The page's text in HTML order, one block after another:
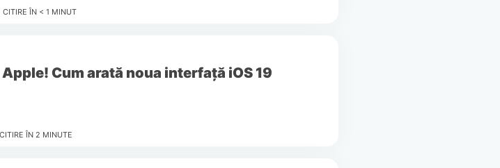
CITIRE ÎN < 1 MINUT
Cum arată noua interfață iOS 19
CITIRE ÎN 2 MINUTE